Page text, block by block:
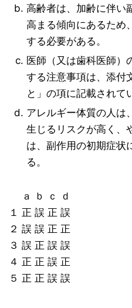
高齢者は、加齢に伴い
高まる傾向にあるため
する必要がある。
医師（又は歯科医師）
する注意事項は、添付
と」の項に記載されて
アレルギー体質の人は
生じるリスクが高く、
は、副作用の初期症状
る。
ａ ｂ ｃ ｄ
１ 正 誤 正 誤
２ 誤 誤 正 正
３ 誤 正 誤 誤
４ 正 正 誤 正
５ 正 正 誤 誤